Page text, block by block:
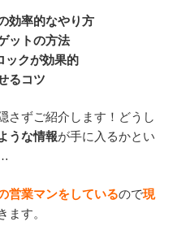
効率的なやり方
ットの方法
ックが効果的
るコツ
さずご紹介します！どうし
うな情報が手に入るかとい
営業マンをしているので現
ます。